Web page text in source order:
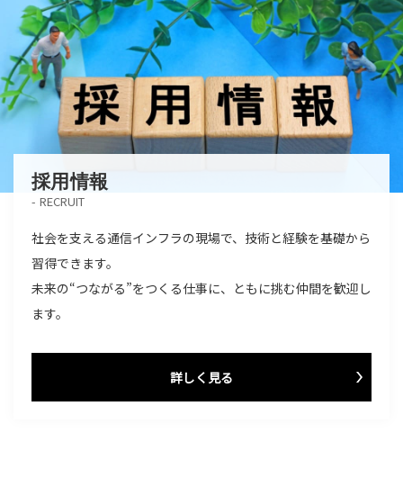
採用情報
RECRUIT
社会を支える通信インフラの現場で、技術と経験を基礎から
習得できます。
未来の“つながる”をつくる仕事に、ともに挑む仲間を歓迎し
ます。
詳しく見る